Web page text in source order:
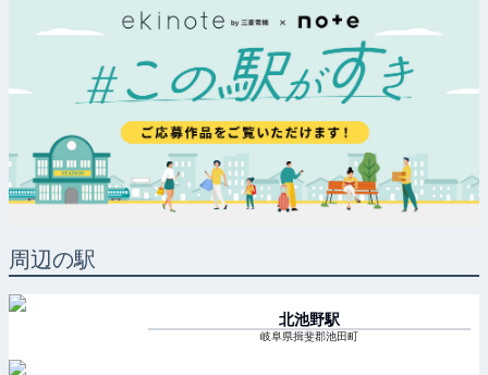
周辺の駅
北池野駅
岐阜県揖斐郡池田町